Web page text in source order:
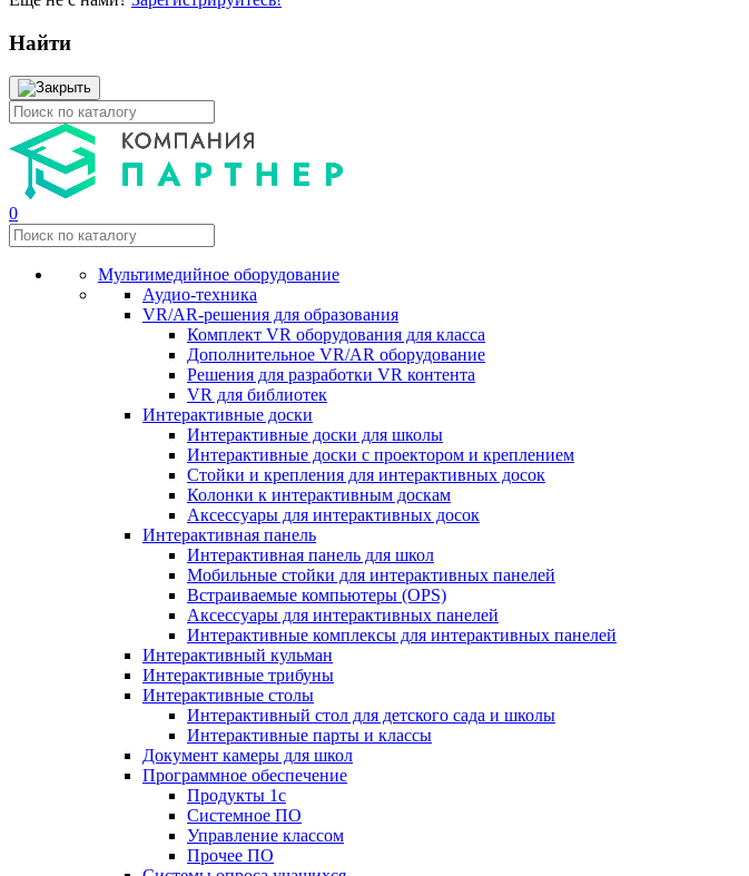
Найти
0
Мультимедийное оборудование
Аудио-техника
VR/AR-решения для образования
Комплект VR оборудования для класса
Дополнительное VR/AR оборудование
Решения для разработки VR контента
VR для библиотек
Интерактивные доски
Интерактивные доски для школы
Интерактивные доски с проектором и креплением
Стойки и крепления для интерактивных досок
Колонки к интерактивным доскам
Аксессуары для интерактивных досок
Интерактивная панель
Интерактивная панель для школ
Мобильные стойки для интерактивных панелей
Встраиваемые компьютеры (OPS)
Аксессуары для интерактивных панелей
Интерактивные комплексы для интерактивных панелей
Интерактивный кульман
Интерактивные трибуны
Интерактивные столы
Интерактивный стол для детского сада и школы
Интерактивные парты и классы
Документ камеры для школ
Программное обеспечение
Продукты 1с
Системное ПО
Управление классом
Прочее ПО